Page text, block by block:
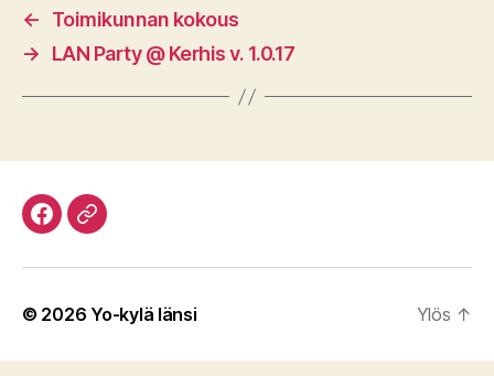
←
Toimikunnan kokous
→
LAN Party @ Kerhis v. 1.0.17
Facebook
Discord
© 2026 Yo-kylä länsi Ylös ↑